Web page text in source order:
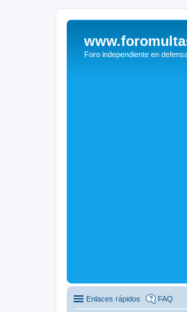
Foro independiente en
Enlaces rápidos FAQ